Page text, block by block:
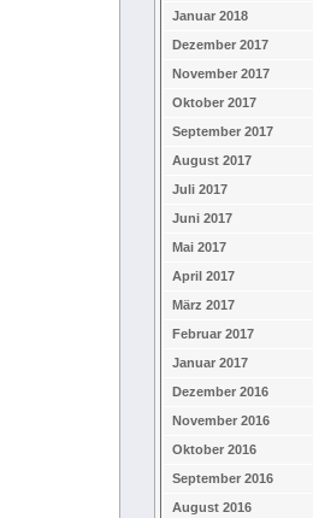
Januar 2018
Dezember 2017
November 2017
Oktober 2017
September 2017
August 2017
Juli 2017
Juni 2017
Mai 2017
April 2017
März 2017
Februar 2017
Januar 2017
Dezember 2016
November 2016
Oktober 2016
September 2016
August 2016